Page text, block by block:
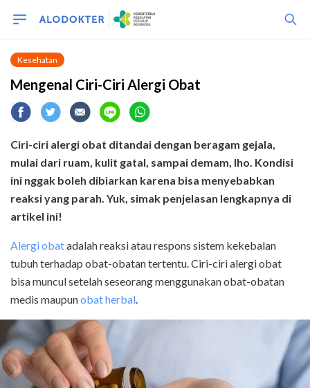
Kesehatan
Mengenal Ciri-Ciri Alergi Obat
Ciri-ciri alergi obat ditandai dengan beragam gejala,
mulai dari ruam, kulit gatal, sampai demam, lho. Kondisi
ini nggak boleh dibiarkan karena bisa menyebabkan
reaksi yang parah. Yuk, simak penjelasan lengkapnya di
artikel ini!
Alergi obatadalah reaksi atau respons sistem kekebalan
tubuh terhadap obat-obatan tertentu. Ciri-ciri alergi obat
bisa muncul setelah seseorang menggunakan obat-obatan
medis maupunobat herbal.